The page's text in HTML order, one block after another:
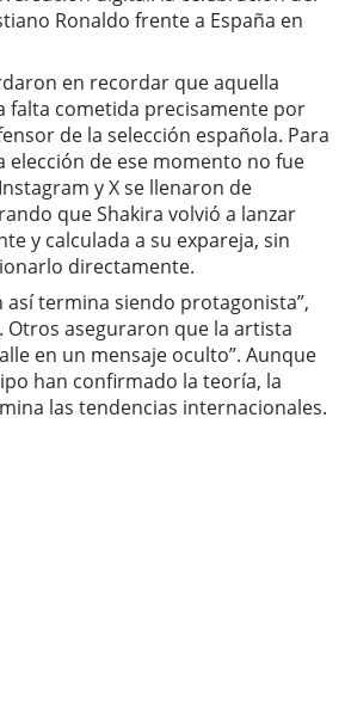
Ronaldo frente a España en
en recordar que aquella
falta cometida precisamente por
de la selección española. Para
elección de ese momento no fue
y X se llenaron de
que Shakira volvió a lanzar
y calculada a su expareja, sin
directamente.
así termina siendo protagonista”,
Otros aseguraron que la artista
en un mensaje oculto”. Aunque
han confirmado la teoría, la
las tendencias internacionales.